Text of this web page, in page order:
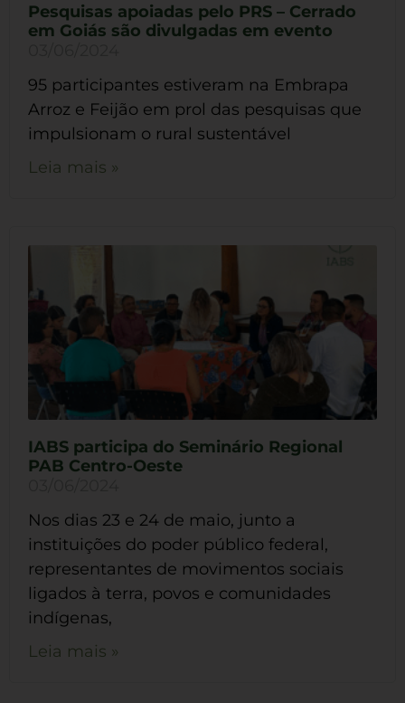
Pesquisas apoiadas pelo PRS – Cerrado
em Goiás são divulgadas em evento
95 participantes estiveram na Embrapa
Arroz e Feijão em prol das pesquisas que
impulsionam o rural sustentável
Leia mais »
IABS participa do Seminário Regional
PAB Centro-Oeste
Nos dias 23 e 24 de maio, junto a
instituições do poder público federal,
representantes de movimentos sociais
ligados à terra, povos e comunidades
indígenas,
Leia mais »